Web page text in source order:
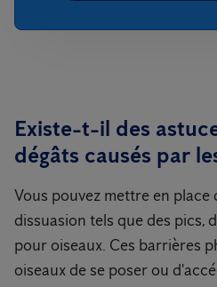
Existe-t-il des
dégâts causés par
Vous pouvez mettre en place
dissuasion tels que des pics,
pour oiseaux. Ces barrières
oiseaux de se poser ou